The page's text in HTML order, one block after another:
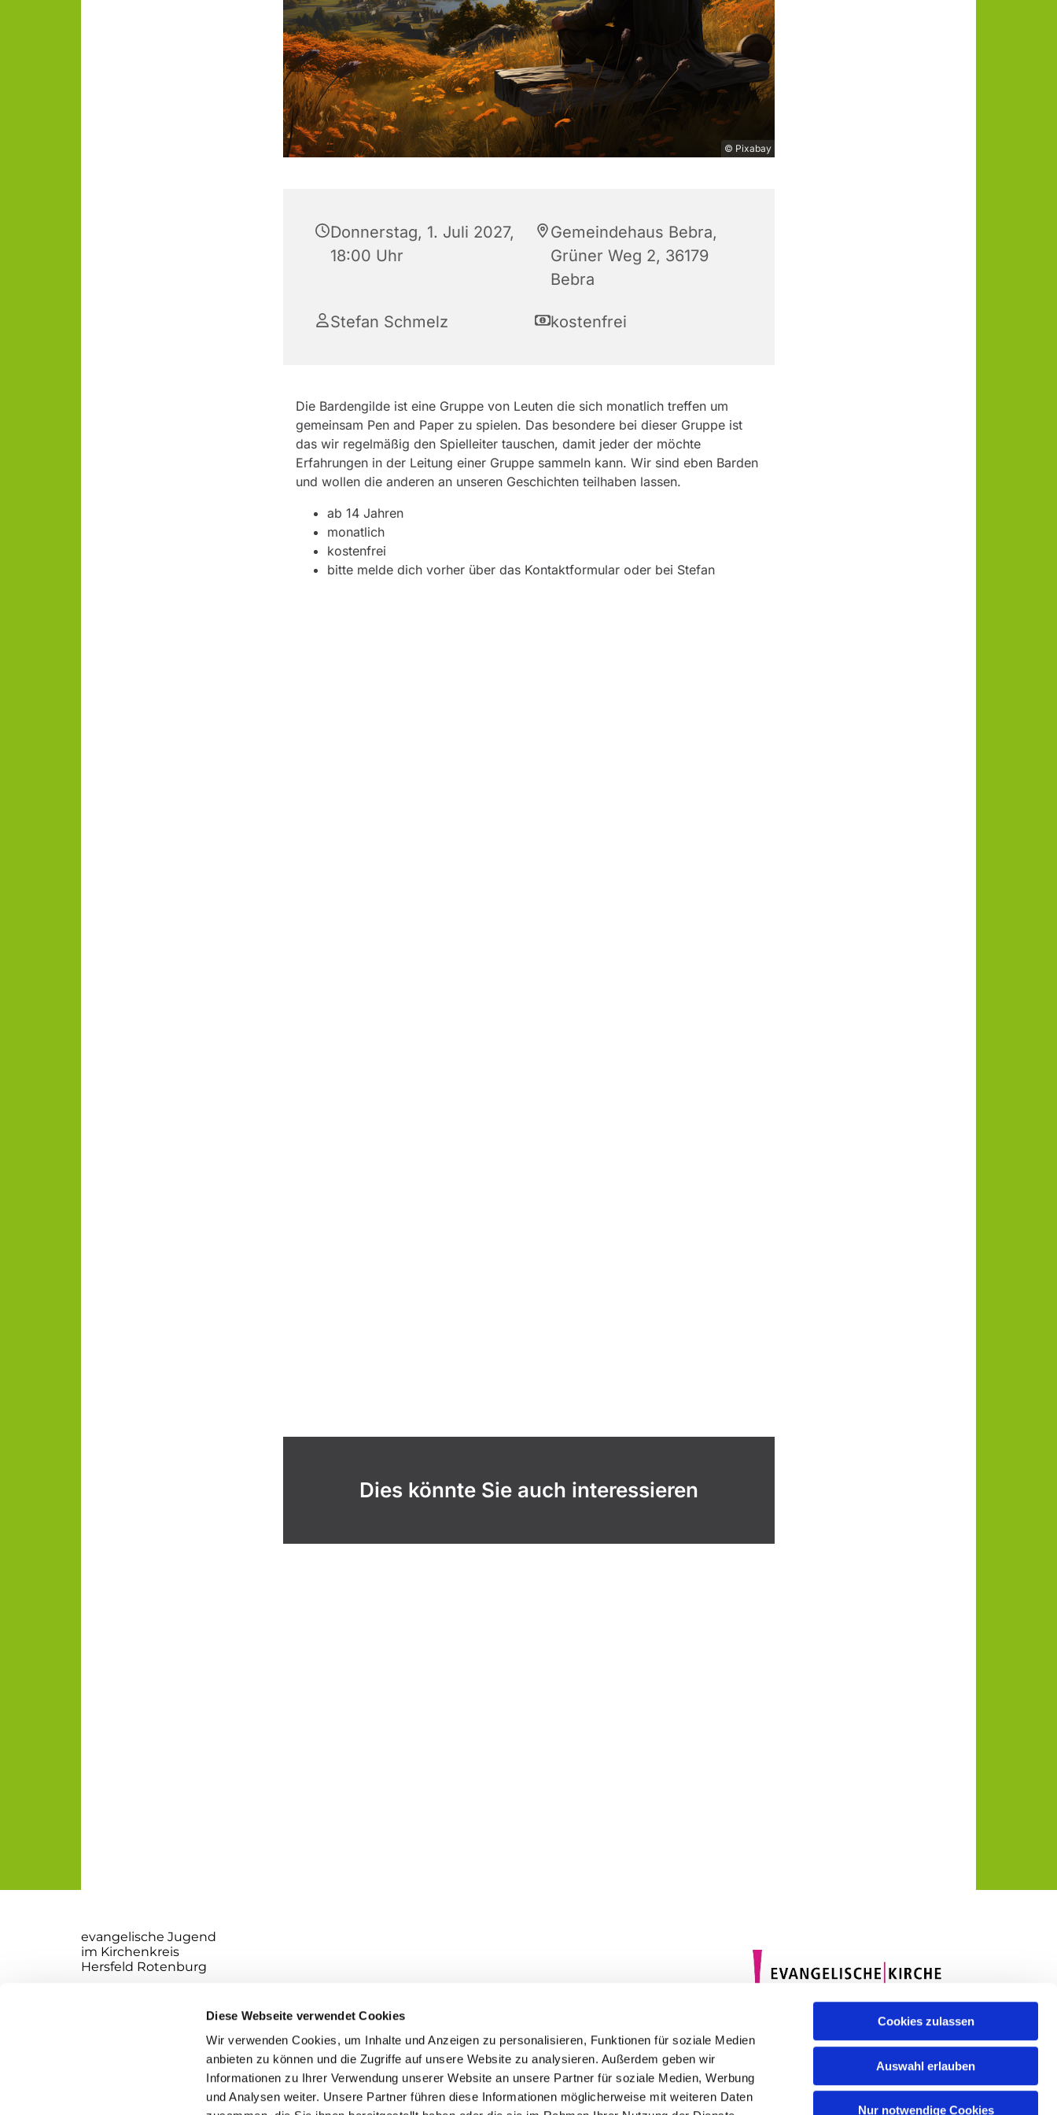
Diese Webseite verwendet Cookies
Wir verwenden Cookies, um Inhalte und Anzeigen zu personalisieren, Funktionen für soziale Medien
anbieten zu können und die Zugriffe auf unsere Website zu analysieren. Außerdem geben wir
Informationen zu Ihrer Verwendung unserer Website an unsere Partner für soziale Medien, Werbung
und Analysen weiter. Unsere Partner führen diese Informationen möglicherweise mit weiteren Daten
Cookies zulassen
Auswahl erlauben
Nur notwendige Cookies
© Pixabay
Donnerstag, 1. Juli 2027,
18:00 Uhr
Gemeindehaus Bebra,
Grüner Weg 2, 36179
Bebra
Stefan Schmelz kostenfrei
Die Bardengilde ist eine Gruppe von Leuten die sich monatlich treffen um
gemeinsam Pen and Paper zu spielen. Das besondere bei dieser Gruppe ist
das wir regelmäßig den Spielleiter tauschen, damit jeder der möchte
Erfahrungen in der Leitung einer Gruppe sammeln kann. Wir sind eben Barden
und wollen die anderen an unseren Geschichten teilhaben lassen.
ab 14 Jahren
monatlich
kostenfrei
bitte melde dich vorher über das Kontaktformular oder bei Stefan
Dies könnte Sie auch interessieren
evangelische Jugend
im Kirchenkreis
Hersfeld Rotenburg